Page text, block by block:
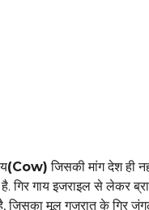
(Cow) जिसकी मांग देश ही
है. गिर गाय इजराइल से लेकर
जिसका मूल गुजरात के गिर